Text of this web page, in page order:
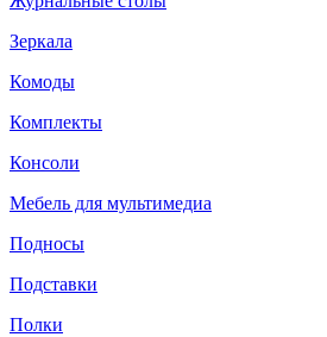
Зеркала
Комоды
Комплекты
Консоли
Мебель для мультимедиа
Подносы
Подставки
Полки